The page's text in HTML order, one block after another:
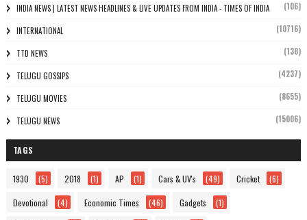
INDIA NEWS | LATEST NEWS HEADLINES & LIVE UPDATES FROM INDIA - TIMES OF INDIA (106)
INTERNATIONAL (10716)
TTD NEWS (138)
TELUGU GOSSIPS (4237)
TELUGU MOVIES (8655)
TELUGU NEWS (15006)
TAGS
1930 (5) 2018 (1) AP (1) Cars & UV's (49) Cricket (6)
Devotional (4) Economic Times (46) Gadgets (1)